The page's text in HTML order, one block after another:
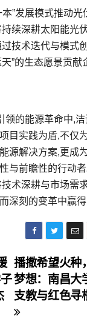
本”发展模式推动光
续深耕太阳能光
技术迭代与模式
”的生态愿景贡献
领的能源革命中,
目实践为盾,不仅
源解决方案,更成
与前瞻性的行动
术深耕与市场需
深刻的变革中赢得
播撒希望火种
梦想：南昌大
支教与红色寻